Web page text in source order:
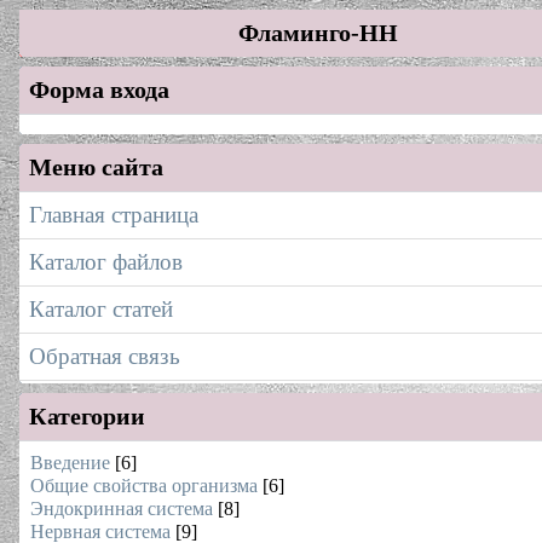
Фламинго-НН
Форма входа
Меню сайта
Главная страница
Каталог файлов
Каталог статей
Обратная связь
Категории
Введение [6]
Общие свойства организма [6]
Эндокринная система [8]
Нервная система [9]